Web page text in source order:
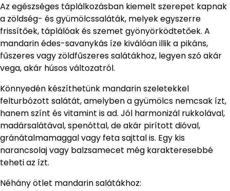
Az egészséges táplálkozásban kiemelt szerepet kapnak
a zöldség- és gyümölcssaláták, melyek egyszerre
frissítőek, táplálóak és szemet gyönyörködtetőek. A
mandarin édes-savanykás íze kiválóan illik a pikáns,
fűszeres vagy zöldfűszeres salátákhoz, legyen szó akár
vega, akár húsos változatról.
Könnyedén készíthetünk mandarin szeletekkel
felturbózott salátát, amelyben a gyümölcs nemcsak ízt,
hanem színt és vitamint is ad. Jól harmonizál rukkolával,
madársalátával, spenóttal, de akár pirított dióval,
gránátalmamaggal vagy feta sajttal is. Egy kis
narancsolaj vagy balzsamecet még karakteresebbé
teheti az ízt.
Néhány ötlet mandarin salátákhoz: